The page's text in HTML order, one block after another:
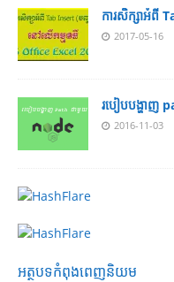
ការសិក្សាអំពី
2017-05-16
របៀបបង្ហាញ
2016-11-03
អត្ថបទកំពុងពេញនិយម